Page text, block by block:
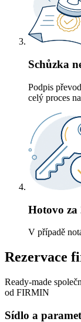
Schůzka
Podpis
celý proces
Hotovo za
V případě
Rezervace
Ready-made
od FIRMIN
Sídlo a